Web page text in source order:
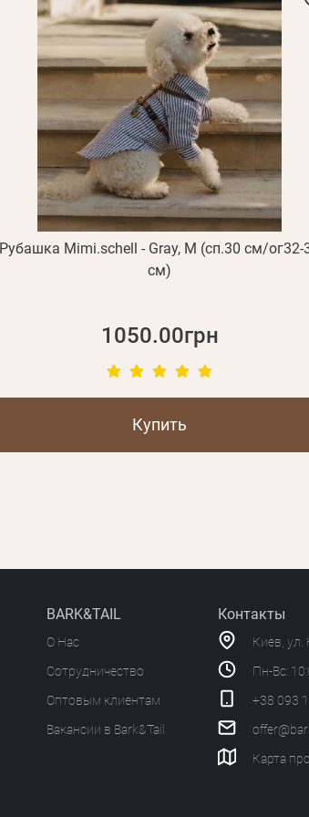
Рубашка Mimi.schell - Gray, M (сп.30 см/ог32-
см)
1050.00грн
Купить
BARK&TAIL
О Нас
Сотрудничество
Оптовым клиентам
Вакансии в Bark&Tail
Контакты
Киев, ул.
Пн-Вс:
+38 093
Карта